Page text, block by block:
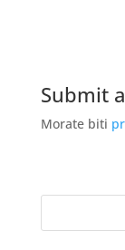
Submit
Morate biti